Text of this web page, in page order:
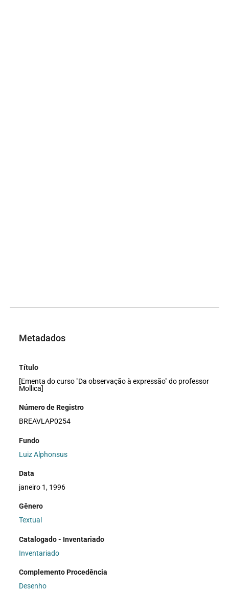
Metadados
Título
[Ementa do curso "Da observação à expressão" do professor
Mollica]
Número de Registro
BREAVLAP0254
Fundo
Luiz Alphonsus
Data
janeiro 1, 1996
Gênero
Textual
Catalogado - Inventariado
Inventariado
Complemento Procedência
Desenho